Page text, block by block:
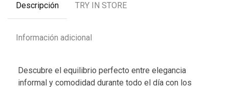
Descripción TRY IN STORE
Información adicional
Descubre el equilibrio perfecto entre elegancia
informal y comodidad durante todo el día con los